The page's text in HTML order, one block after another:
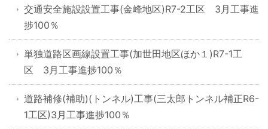
交通安全施設設置工事(金峰地区)R7-2工区 3月工事進
捗100％
単独道路区画線設置工事(加世田地区ほか１)R7-1工
区 3月工事進捗100％
道路補修(補助)(トンネル)工事(三太郎トンネル補正R6-
1工区)3月工事進捗100％